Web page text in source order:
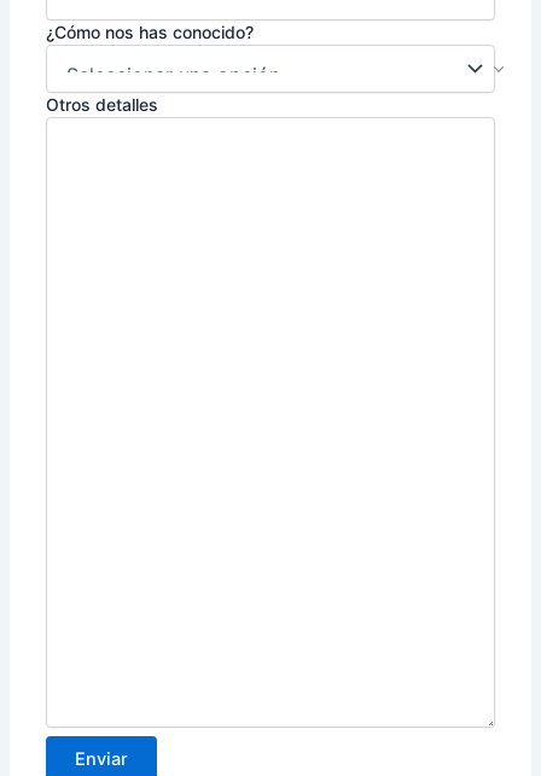
¿Cómo nos has conocido?
Otros detalles
Enviar